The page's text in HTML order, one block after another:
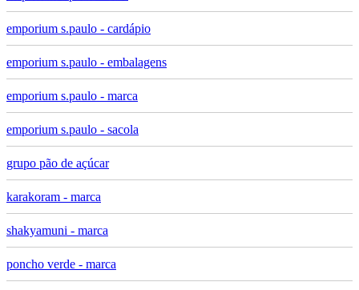
emporium s.paulo - cardápio
emporium s.paulo - embalagens
emporium s.paulo - marca
emporium s.paulo - sacola
grupo pão de açúcar
karakoram - marca
shakyamuni - marca
poncho verde - marca